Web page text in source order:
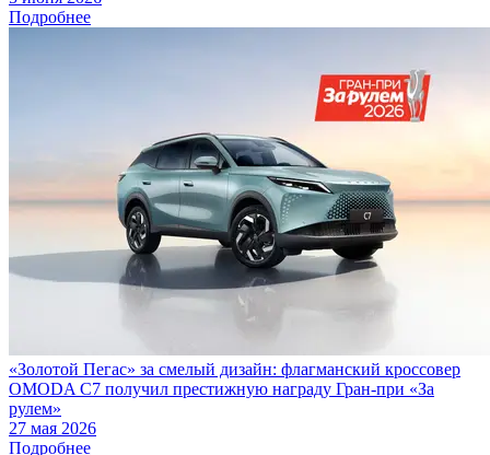
Подробнее
«Золотой Пегас» за смелый дизайн: флагманский кроссовер
OMODA C7 получил престижную награду Гран-при «За
рулем»
27 мая 2026
Подробнее